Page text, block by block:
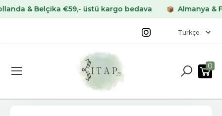
& Belçika €59,- üstü kargo bedava Almanya &
0